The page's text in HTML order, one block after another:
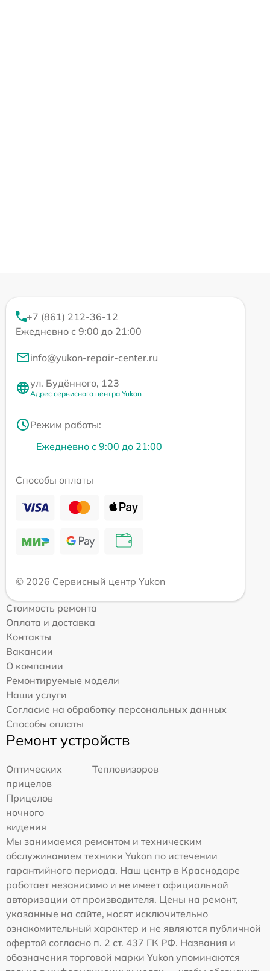
+7 (861) 212-36-12
Ежедневно с 9:00 до 21:00
info@yukon-repair-center.ru
ул. Будённого, 123
Адрес сервисного центра Yukon
Режим работы:
Ежедневно с 9:00 до 21:00
Способы оплаты
© 2026 Сервисный центр Yukon
Стоимость ремонта
Оплата и доставка
Контакты
Вакансии
О компании
Ремонтируемые модели
Наши услуги
Согласие на обработку персональных данных
Способы оплаты
Ремонт устройств
Оптических
прицелов
Тепловизоров
Прицелов
ночного
видения
Мы занимаемся ремонтом и техническим
обслуживанием техники Yukon по истечении
гарантийного периода. Наш центр в Краснодаре
работает независимо и не имеет официальной
авторизации от производителя. Цены на ремонт,
указанные на сайте, носят исключительно
ознакомительный характер и не являются публичной
офертой согласно п. 2 ст. 437 ГК РФ. Названия и
обозначения торговой марки Yukon упоминаются